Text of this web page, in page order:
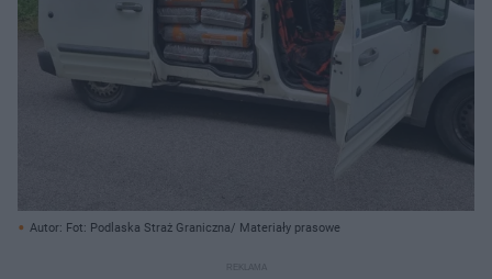
Autor: Fot: Podlaska Straż Graniczna/ Materiały prasowe